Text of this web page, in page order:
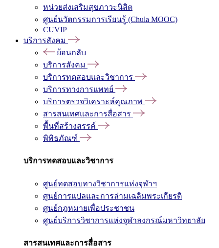
หน่วยส่งเสริมสุขภาวะนิสิต
ศูนย์นวัตกรรมการเรียนรู้ (Chula MOOC)
CUVIP
บริการสังคม
ย้อนกลับ
บริการสังคม
บริการทดสอบและวิชาการ
บริการทางการแพทย์
บริการตรวจวิเคราะห์คุณภาพ
สารสนเทศและการสื่อสาร
พื้นที่สร้างสรรค์
พิพิธภัณฑ์
บริการทดสอบและวิชาการ
ศูนย์ทดสอบทางวิชาการแห่งจุฬาฯ
ศูนย์การแปลและการล่ามเฉลิมพระเกียรติ
ศูนย์กฎหมายเพื่อประชาชน
ศูนย์บริการวิชาการแห่งจุฬาลงกรณ์มหาวิทยาลัย
สารสนเทศและการสื่อสาร